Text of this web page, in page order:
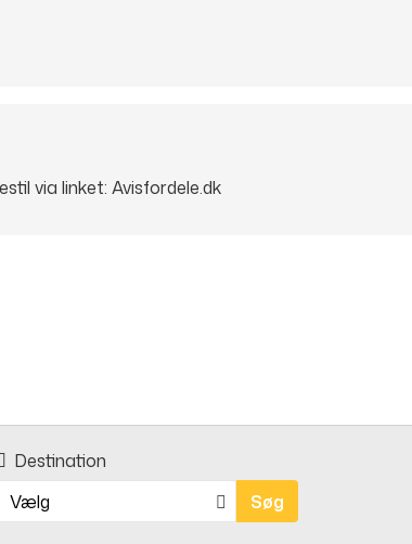
via linket: Avisfordele.dk
Destination
Vælg
Søg